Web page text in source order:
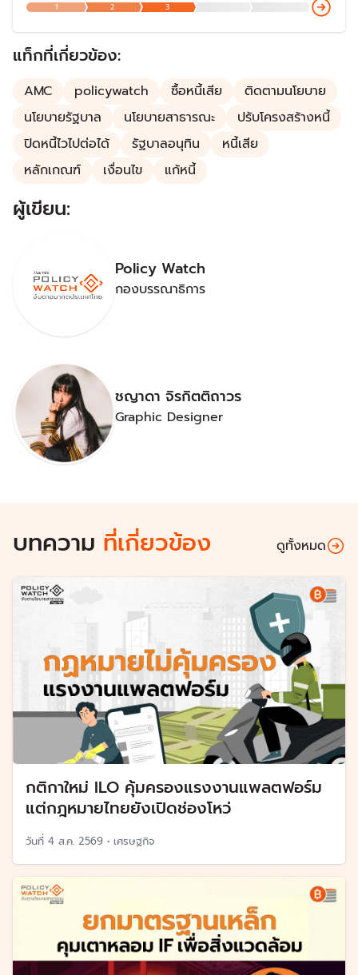
รัฐบาลก่อนที่เน้นไปที่หนี้นอกระบบและหนี้เกษตรกร
1 2 3
แท็กที่เกี่ยวข้อง:
AMC policywatch ซื้อหนี้เสีย
ติดตามนโยบาย
นโยบายรัฐบาล
นโยบายสาธารณะ
ปรับโครงสร้างหนี้
ปิดหนี้ไวไปต่อได้
รัฐบาลอนุทิน
หนี้เสีย
หลักเกณฑ์
เงื่อนไข แก้หนี้
ผู้เขียน:
Policy Watch
กองบรรณาธิการ
ชญาดา จิรกิตติถาวร
Graphic Designer
บทความ ที่เกี่ยวข้อง ดูทั้งหมด
กติกาใหม่ ILO คุ้มครองแรงงานแพลตฟอร์ม
แต่กฎหมายไทยยังเปิดช่องโหว่
วันที่ 4 ส.ค. 2569 • เศรษฐกิจ